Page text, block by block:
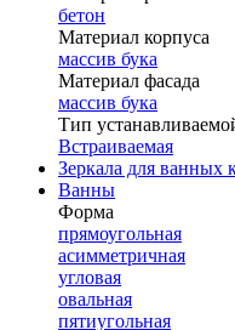
бетон
Материал корпуса
массив бука
Материал фасада
массив бука
Тип
Встраиваемая
Зеркала для ванных
Ванны
Форма
прямоугольная
асимметричная
угловая
овальная
пятиугольная